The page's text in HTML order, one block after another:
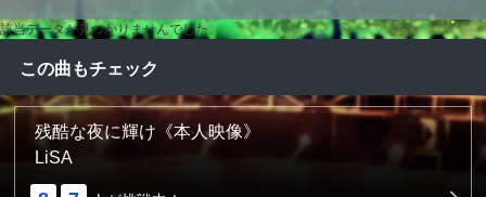
該当データが見つかりませんでした。
この曲もチェック
残酷な夜に輝け《本人映像》
LiSA